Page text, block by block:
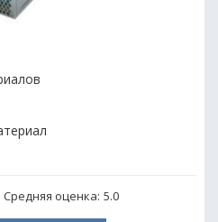
Средняя оценка: 5.0